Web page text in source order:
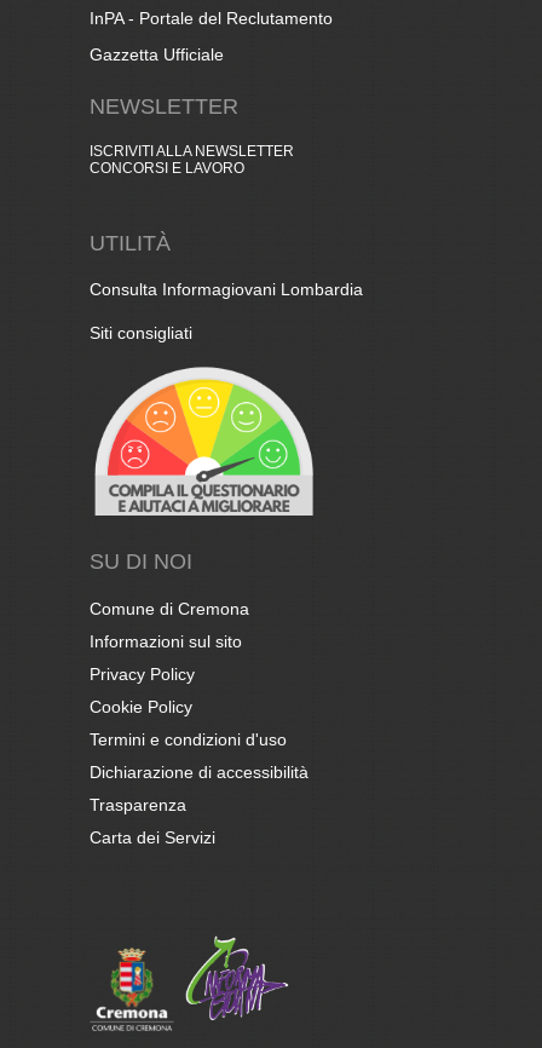
InPA - Portale del Reclutamento
Gazzetta Ufficiale
NEWSLETTER
ISCRIVITI ALLA NEWSLETTER
CONCORSI E LAVORO
UTILITÀ
Consulta Informagiovani Lombardia
Siti consigliati
SU DI NOI
Comune di Cremona
Informazioni sul sito
Privacy Policy
Cookie Policy
Termini e condizioni d'uso
Dichiarazione di accessibilità
Trasparenza
Carta dei Servizi